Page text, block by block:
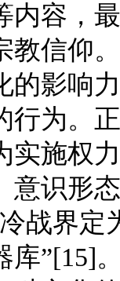
内容，
教信仰
的影响
行为。
实施权
意识形
战界
库”[15]